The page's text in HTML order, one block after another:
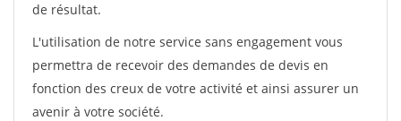
de résultat.
L'utilisation de notre service sans engagement vous
permettra de recevoir des demandes de devis en
fonction des creux de votre activité et ainsi assurer un
avenir à votre société.